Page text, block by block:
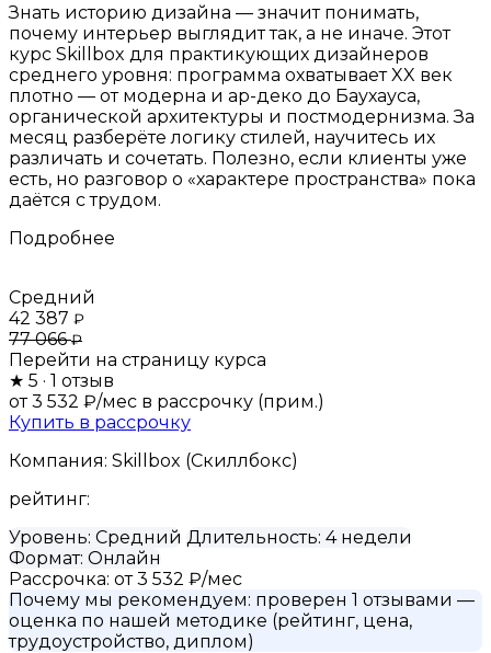
Знать историю дизайна — значит понимать,
почему интерьер выглядит так, а не иначе. Этот
курс Skillbox для практикующих дизайнеров
среднего уровня: программа охватывает XX век
плотно — от модерна и ар-деко до Баухауса,
органической архитектуры и постмодернизма. За
месяц разберёте логику стилей, научитесь их
различать и сочетать. Полезно, если клиенты уже
есть, но разговор о «характере пространства» пока
даётся с трудом.
Подробнее
Средний
42 387 ₽
77 066₽
Перейти на страницу курса
★ 5 · 1 отзыв
от 3 532 ₽/мес в рассрочку (прим.)
Купить в рассрочку
Компания: Skillbox (Скиллбокс)
рейтинг:
Уровень: Средний Длительность: 4 недели
Формат: Онлайн
Рассрочка: от 3 532 ₽/мес
Почему мы рекомендуем: проверен 1 отзывами —
оценка по нашей методике (рейтинг, цена,
трудоустройство, диплом)